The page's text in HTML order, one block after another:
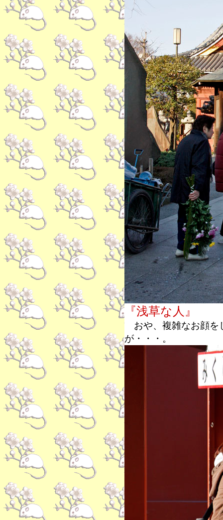
『浅草な人』
おや、複雑なお顔を
が・・・。